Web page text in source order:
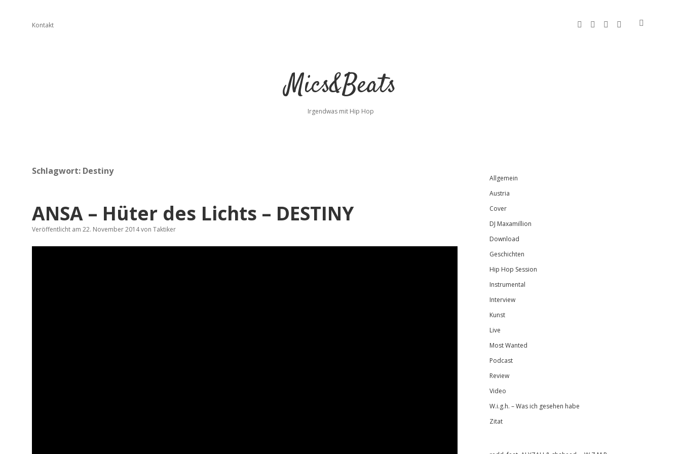
Kontakt facebookinstagrambandcamp
spotify
Mics&Beats
Irgendwas mit Hip Hop
Schlagwort: Destiny
ANSA – Hüter des Lichts – DESTINY
Veröffentlicht am 22. November 2014von Taktiker
Sidebar
Allgemein
Austria
Cover
DJ Maxamillion
Download
Geschichten
Hip Hop Session
Instrumental
Interview
Kunst
Live
Most Wanted
Podcast
Review
Video
W.i.g.h. – Was ich gesehen habe
Zitat